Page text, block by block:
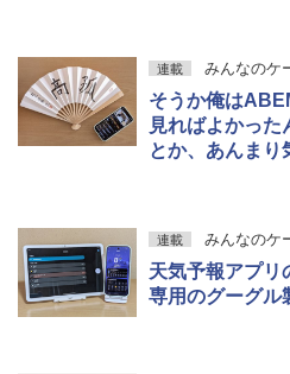
連載 みんなのケ
そうか俺は
見ればよかった
とか、あんまり
連載 みんなのケ
天気予報アプ
専用のグーグル